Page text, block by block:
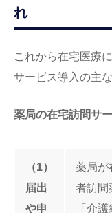
れ
これから在宅医療
サービス導入の主
薬局の在宅訪問サ
（1）
届出
や申
薬局が
者訪問
「介